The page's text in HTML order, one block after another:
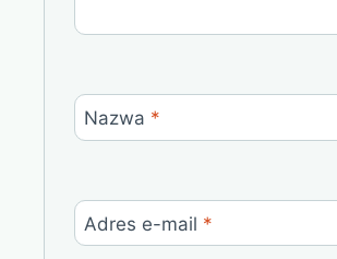
Nazwa *
Adres e-mail *